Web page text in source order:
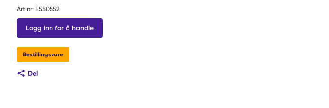
Art.nr: F550552
Logg inn for å handle
Bestillingsvare
Del